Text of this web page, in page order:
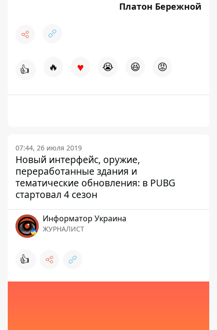
Платон Бережной
👍 🔥 ♥ 😭 😆 😡
07:44, 26 июля 2019
Новый интерфейс, оружие,
переработанные здания и
тематические обновления: в PUBG
стартовал 4 сезон
Информатор Украина
ЖУРНАЛИСТ
👍